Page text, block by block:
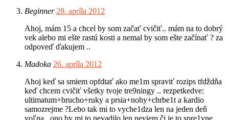
Beginner 28. apríla 2012
Ahoj, mám 15 a chcel by som začať cvičiť.. mám na to dobrý
vek alebo mi ešte rastú kosti a nemal by som ešte začínať ? za
odpoveď ďakujem ..
Madoka 26. apríla 2012
Ahoj keď sa smiem opfdtať ako me1m spraviť rozips tfdždňa
keď chcem cvičiť všetky tvoje tre9ningy .. rezpetkedve:
ultimatum+brucho+ruky a prsia+nohy+chrbe1t a kardio
samozrejme ?Lebo tak mi to vyche1dza len na jeden deň
voľna . ono by mi to nevadilo len neviem či je to spre1vne